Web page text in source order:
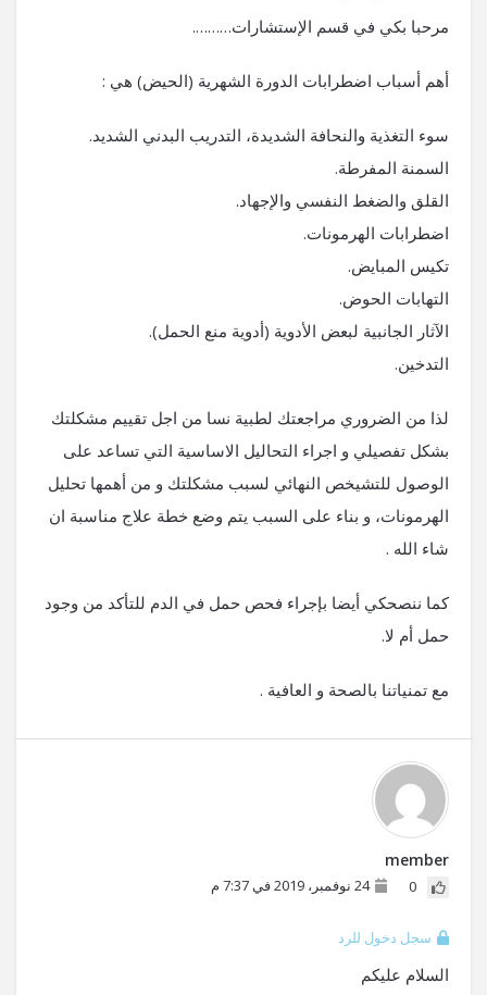
مرحبا بكي في قسم الإستشارات……….
أهم أسباب اضطرابات الدورة الشهرية (الحيض) هي :
سوء التغذية والنحافة الشديدة، التدريب البدني الشديد.
السمنة المفرطة.
القلق والضغط النفسي والإجهاد.
اضطرابات الهرمونات.
تكيس المبايض.
التهابات الحوض.
الآثار الجانبية لبعض الأدوية (أدوية منع الحمل).
التدخين.
لذا من الضروري مراجعتك لطبية نسا من اجل تقييم مشكلتك
بشكل تفصيلي و اجراء التحاليل الاساسية التي تساعد على
الوصول للتشيخص النهائي لسبب مشكلتك و من أهمها تحليل
الهرمونات، و بناء على السبب يتم وضع خطة علاج مناسبة ان
شاء الله .
كما ننصحكي أيضا بإجراء فحص حمل في الدم للتأكد من وجود
حمل أم لا.
مع تمنياتنا بالصحة و العافية .
member
0 24 نوفمبر، 2019 في 7:37 م
سجل دخول للرد
السلام عليكم